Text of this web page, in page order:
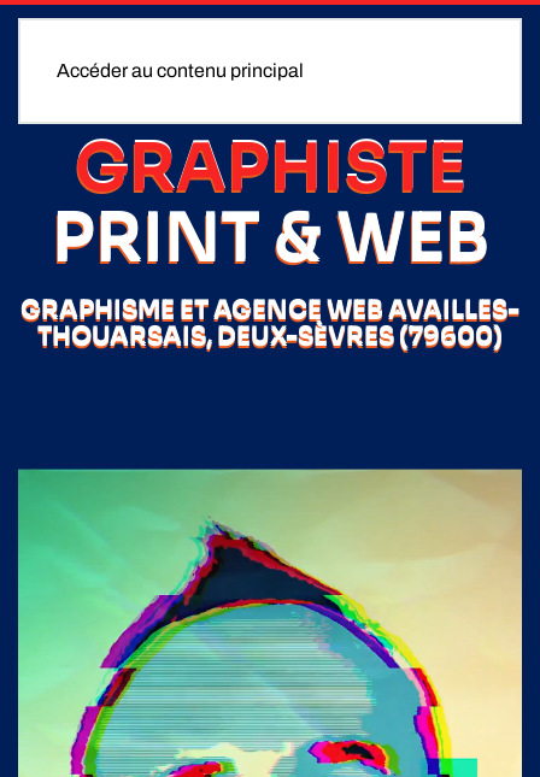
Accéder au contenu principal
GRAPHISTE
PRINT & WEB
GRAPHISME ET AGENCE WEB AVAILLES-
THOUARSAIS, DEUX-SÈVRES (79600)